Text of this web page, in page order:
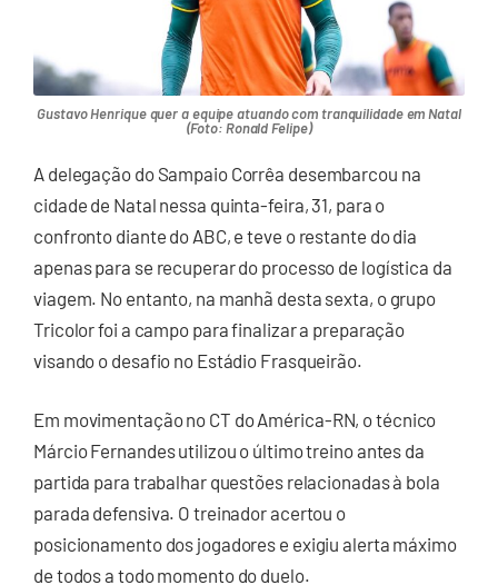
Gustavo Henrique quer a equipe atuando com tranquilidade em Natal
(Foto: Ronald Felipe)
A delegação do Sampaio Corrêa desembarcou na
cidade de Natal nessa quinta-feira, 31, para o
confronto diante do ABC, e teve o restante do dia
apenas para se recuperar do processo de logística da
viagem. No entanto, na manhã desta sexta, o grupo
Tricolor foi a campo para finalizar a preparação
visando o desafio no Estádio Frasqueirão.
Em movimentação no CT do América-RN, o técnico
Márcio Fernandes utilizou o último treino antes da
partida para trabalhar questões relacionadas à bola
parada defensiva. O treinador acertou o
posicionamento dos jogadores e exigiu alerta máximo
de todos a todo momento do duelo.